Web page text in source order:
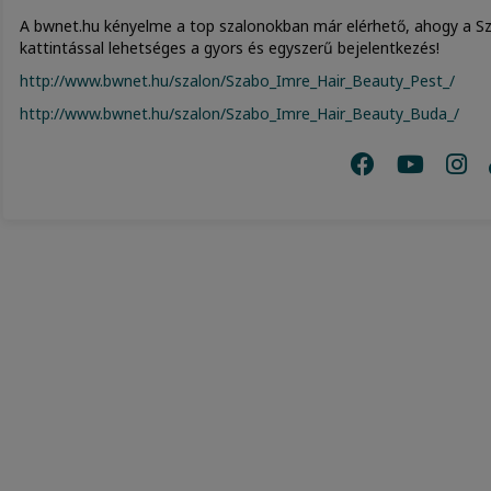
A bwnet.hu kényelme a top szalonokban már elérhető, ahogy a
kattintással lehetséges a gyors és egyszerű bejelentkezés!
http://www.bwnet.hu/szalon/Szabo_Imre_Hair_Beauty_Pest_/
http://www.bwnet.hu/szalon/Szabo_Imre_Hair_Beauty_Buda_/